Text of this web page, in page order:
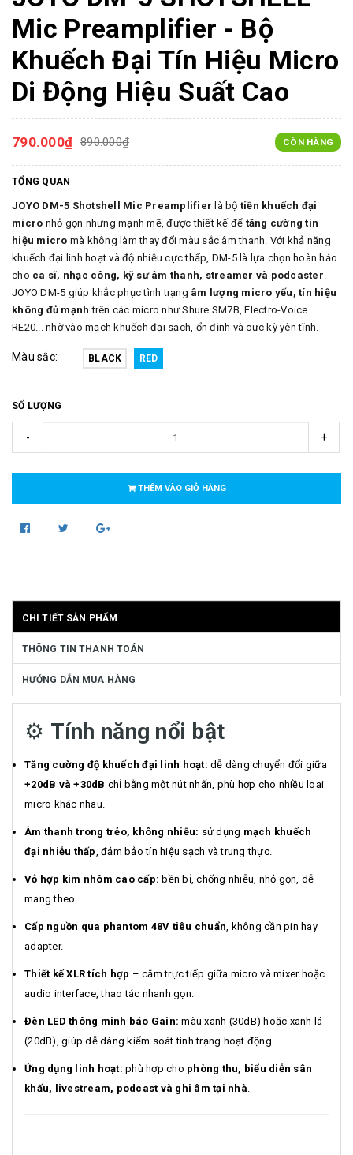
Mic Preamplifier - Bộ
Khuếch Đại Tín Hiệu Micro
Di Động Hiệu Suất Cao
790.000₫ 890.000₫ CÒN HÀNG
TỔNG QUAN
JOYO DM-5 Shotshell Mic Preamplifier là bộ tiền khuếch đại
micro nhỏ gọn nhưng mạnh mẽ, được thiết kế để tăng cường tín
hiệu micro mà không làm thay đổi màu sắc âm thanh. Với khả năng
khuếch đại linh hoạt và độ nhiễu cực thấp, DM-5 là lựa chọn hoàn hảo
cho ca sĩ, nhạc công, kỹ sư âm thanh, streamer và podcaster.
JOYO DM-5 giúp khắc phục tình trạng âm lượng micro yếu, tín hiệu
không đủ mạnh trên các micro như Shure SM7B, Electro-Voice
RE20... nhờ vào mạch khuếch đại sạch, ổn định và cực kỳ yên tĩnh.
Màu sắc: BLACK RED
SỐ LƯỢNG
- +
THÊM VÀO GIỎ HÀNG
CHI TIẾT SẢN PHẨM
THÔNG TIN THANH TOÁN
HƯỚNG DẪN MUA HÀNG
⚙️ Tính năng nổi bật
Tăng cường độ khuếch đại linh hoạt: dễ dàng chuyển đổi giữa
+20dB và +30dB chỉ bằng một nút nhấn, phù hợp cho nhiều loại
micro khác nhau.
Âm thanh trong trẻo, không nhiễu: sử dụng mạch khuếch
đại nhiễu thấp, đảm bảo tín hiệu sạch và trung thực.
Vỏ hợp kim nhôm cao cấp: bền bỉ, chống nhiễu, nhỏ gọn, dễ
mang theo.
Cấp nguồn qua phantom 48V tiêu chuẩn, không cần pin hay
adapter.
Thiết kế XLR tích hợp – cắm trực tiếp giữa micro và mixer hoặc
audio interface, thao tác nhanh gọn.
Đèn LED thông minh báo Gain: màu xanh (30dB) hoặc xanh lá
(20dB), giúp dễ dàng kiểm soát tình trạng hoạt động.
Ứng dụng linh hoạt: phù hợp cho phòng thu, biểu diễn sân
khấu, livestream, podcast và ghi âm tại nhà.